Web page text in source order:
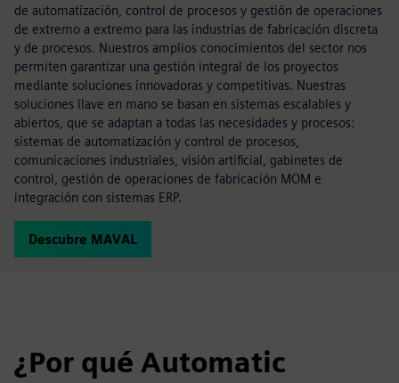
de automatización, control de procesos y gestión de operaciones
de extremo a extremo para las industrias de fabricación discreta
y de procesos. Nuestros amplios conocimientos del sector nos
permiten garantizar una gestión integral de los proyectos
mediante soluciones innovadoras y competitivas. Nuestras
soluciones llave en mano se basan en sistemas escalables y
abiertos, que se adaptan a todas las necesidades y procesos:
sistemas de automatización y control de procesos,
comunicaciones industriales, visión artificial, gabinetes de
control, gestión de operaciones de fabricación MOM e
integración con sistemas ERP.
Descubre MAVAL
¿Por qué Automatic